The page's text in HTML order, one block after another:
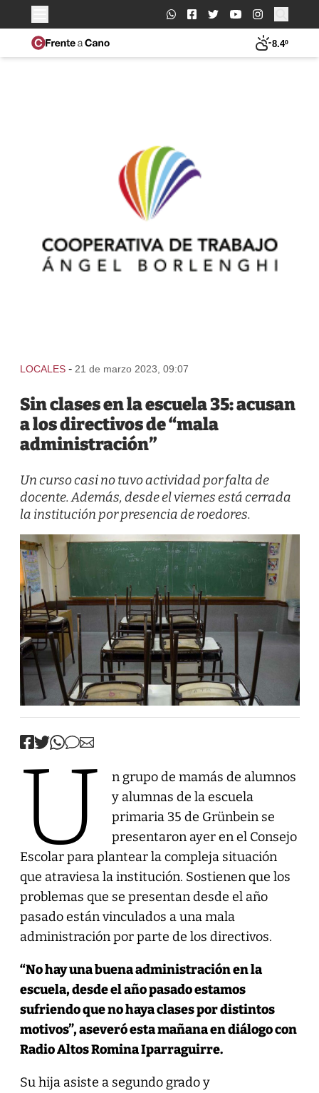
Buscar:
8.4º
LOCALES - 21 de marzo 2023, 09:07
Sin clases en la escuela 35: acusan
a los directivos de “mala
administración”
Un curso casi no tuvo actividad por falta de
docente. Además, desde el viernes está cerrada
la institución por presencia de roedores.
U
n grupo de mamás de alumnos
y alumnas de la escuela
primaria 35 de Grünbein se
presentaron ayer en el Consejo
Escolar para plantear la compleja situación
que atraviesa la institución. Sostienen que los
problemas que se presentan desde el año
pasado están vinculados a una mala
administración por parte de los directivos.
“No hay una buena administración en la
escuela, desde el año pasado estamos
sufriendo que no haya clases por distintos
motivos”, aseveró esta mañana en diálogo con
Radio Altos Romina Iparraguirre.
Su hija asiste a segundo grado y